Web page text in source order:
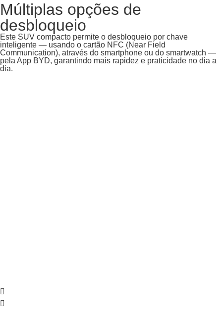
Múltiplas opções de
desbloqueio
Este SUV compacto permite o desbloqueio por chave
inteligente — usando o cartão NFC (Near Field
Communication), através do smartphone ou do smartwatch —
pela App BYD, garantindo mais rapidez e praticidade no dia a
dia.